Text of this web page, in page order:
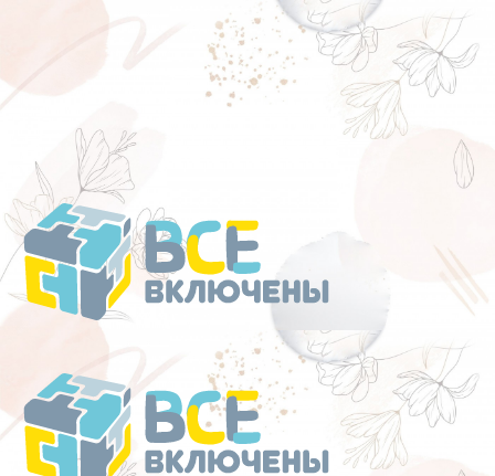
Перейти
к
содержанию